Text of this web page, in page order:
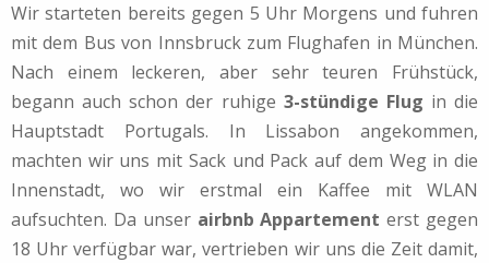
Wir starteten bereits gegen 5 Uhr Morgens und fuhren
mit dem Bus von Innsbruck zum Flughafen in München.
Nach einem leckeren, aber sehr teuren Frühstück,
begann auch schon der ruhige 3-stündige Flug in die
Hauptstadt Portugals. In Lissabon angekommen,
machten wir uns mit Sack und Pack auf dem Weg in die
Innenstadt, wo wir erstmal ein Kaffee mit WLAN
aufsuchten. Da unser airbnb Appartement erst gegen
18 Uhr verfügbar war, vertrieben wir uns die Zeit damit,